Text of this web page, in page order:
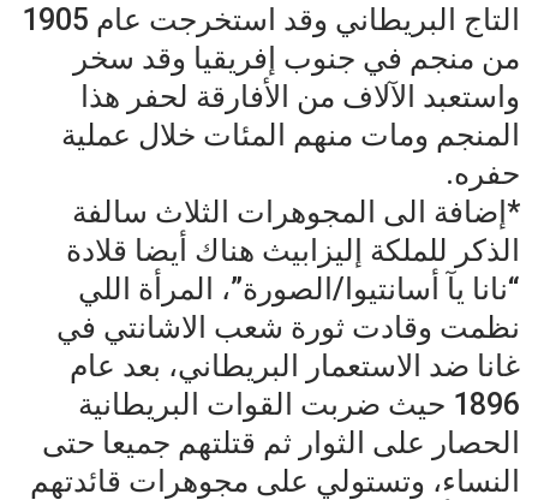
التاج البريطاني وقد استخرجت عام 1905
من منجم في جنوب إفريقيا وقد سخر
واستعبد الآلاف من الأفارقة لحفر هذا
المنجم ومات منهم المئات خلال عملية
حفره.
*إضافة الى المجوهرات الثلاث سالفة
الذكر للملكة إليزابيث هناك أيضا قلادة
“نانا يآ أسانتيوا/الصورة”، المرأة اللي
نظمت وقادت ثورة شعب الاشانتي في
غانا ضد الاستعمار البريطاني، بعد عام
1896 حيث ضربت القوات البريطانية
الحصار على الثوار ثم قتلتهم جميعا حتى
النساء، وتستولي على مجوهرات قائدتهم